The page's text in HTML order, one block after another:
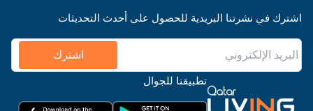
اشترك في نشرتنا البريدية للحصول على أحدث التحديثات
اشترك
تطبيقنا للجوال